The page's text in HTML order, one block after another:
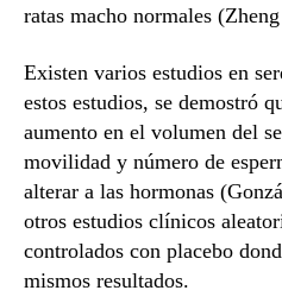
ratas macho normales
Existen varios estudios en
estos estudios, se demostró
aumento en el volumen del
movilidad y número de
alterar a las hormonas
otros estudios clínicos
controlados con placebo
mismos resultados.